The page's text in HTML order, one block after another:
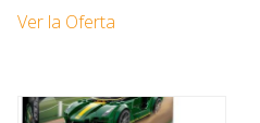
Ver la Oferta